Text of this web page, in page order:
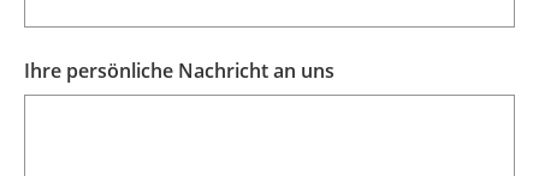
Ihre persönliche Nachricht an uns